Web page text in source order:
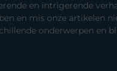
en intrigerende
en mis onze artikelen
onderwerpen en